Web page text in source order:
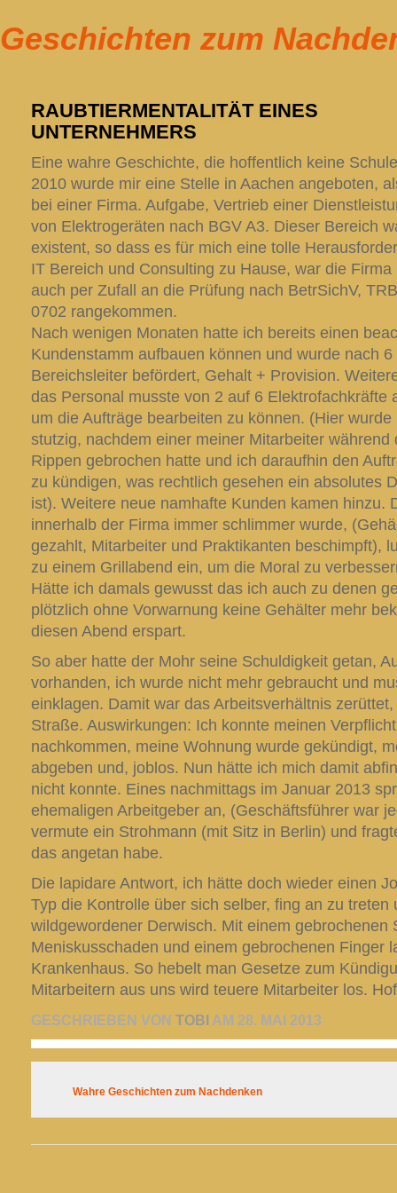
Geschichten zum
RAUBTIERMENTALITÄT EINES
UNTERNEHMERS
Eine wahre Geschichte, die hoffentlich keine
2010 wurde mir eine Stelle in Aachen angeboten,
bei einer Firma. Aufgabe, Vertrieb einer
von Elektrogeräten nach BGV A3. Dieser Bereich
existent, so dass es für mich eine tolle
IT Bereich und Consulting zu Hause, war die
auch per Zufall an die Prüfung nach BetrSichV,
0702 rangekommen.
Nach wenigen Monaten hatte ich bereits einen
Kundenstamm aufbauen können und wurde nach
Bereichsleiter befördert, Gehalt + Provision.
das Personal musste von 2 auf 6 Elektrofachkräfte
um die Aufträge bearbeiten zu können. (Hier
stutzig, nachdem einer meiner Mitarbeiter während
Rippen gebrochen hatte und ich daraufhin den
zu kündigen, was rechtlich gesehen ein absolutes
ist). Weitere neue namhafte Kunden kamen hinzu.
innerhalb der Firma immer schlimmer wurde,
gezahlt, Mitarbeiter und Praktikanten beschimpft),
zu einem Grillabend ein, um die Moral zu
Hätte ich damals gewusst das ich auch zu denen
plötzlich ohne Vorwarnung keine Gehälter mehr
diesen Abend erspart.
So aber hatte der Mohr seine Schuldigkeit getan,
vorhanden, ich wurde nicht mehr gebraucht und
einklagen. Damit war das Arbeitsverhältnis
Straße. Auswirkungen: Ich konnte meinen
nachkommen, meine Wohnung wurde gekündigt,
abgeben und, joblos. Nun hätte ich mich damit
nicht konnte. Eines nachmittags im Januar 2013
ehemaligen Arbeitgeber an, (Geschäftsführer war
vermute ein Strohmann (mit Sitz in Berlin) und
das angetan habe.
Die lapidare Antwort, ich hätte doch wieder einen
Typ die Kontrolle über sich selber, fing an zu treten
wildgewordener Derwisch. Mit einem gebrochenen
Meniskusschaden und einem gebrochenen Finger
Krankenhaus. So hebelt man Gesetze zum
Mitarbeitern aus uns wird teuere Mitarbeiter los.
GESCHRIEBEN VON TOBI AM 28. MAI 2013
Wahre Geschichten zum Nachdenken